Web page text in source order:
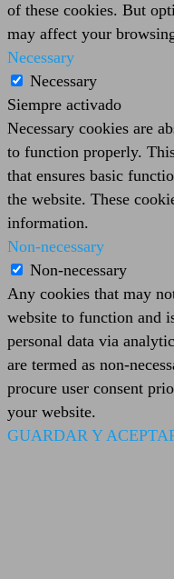
of these cookies. But
may affect your
Necessary
Necessary
Siempre activado
Necessary cookies are
to function properly.
that ensures basic
the website. These
information.
Non-necessary
Non-necessary
Any cookies that may
website to function and
personal data via
are termed as non-
procure user consent
your website.
GUARDAR Y